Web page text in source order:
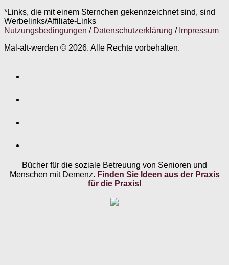
*Links, die mit einem Sternchen gekennzeichnet sind, sind
Werbelinks/Affiliate-Links
Nutzungsbedingungen / Datenschutzerklärung / Impressum
Mal-alt-werden © 2026. Alle Rechte vorbehalten.
Bücher für die soziale Betreuung von Senioren und
Menschen mit Demenz. Finden Sie Ideen aus der Praxis
für die Praxis!